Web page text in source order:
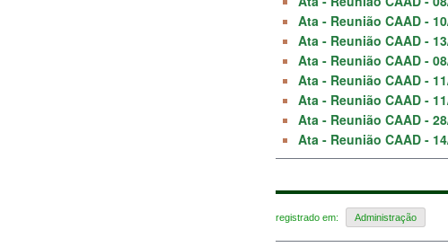
Ata - Reunião CAAD -
Ata - Reunião CAAD -
Ata - Reunião CAAD -
Ata - Reunião CAAD -
Ata - Reunião CAAD -
Ata - Reunião CAAD -
Ata - Reunião CAAD -
registrado em: Administração